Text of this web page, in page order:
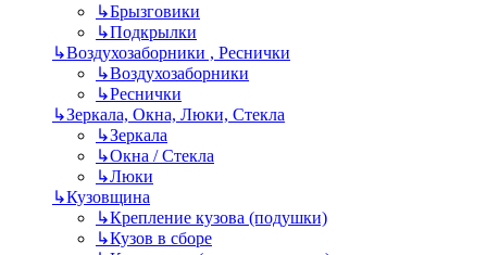
↳Брызговики
↳Подкрылки
↳Воздухозаборники , Реснички
↳Воздухозаборники
↳Реснички
↳Зеркала, Окна, Люки, Стекла
↳Зеркала
↳Окна / Стекла
↳Люки
↳Кузовщина
↳Крепление кузова (подушки)
↳Кузов в сборе